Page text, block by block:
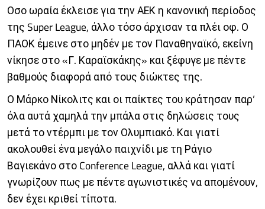
Οσο ωραία έκλεισε για την ΑΕΚ η κανονική περίοδος
της Super League, άλλο τόσο άρχισαν τα πλέι οφ. Ο
ΠΑΟΚ έμεινε στο μηδέν με τον Παναθηναϊκό, εκείνη
νίκησε στο «Γ. Καραϊσκάκης» και ξέφυγε με πέντε
βαθμούς διαφορά από τους διώκτες της.
Ο Μάρκο Νίκολιτς και οι παίκτες του κράτησαν παρ’
όλα αυτά χαμηλά την μπάλα στις δηλώσεις τους
μετά το ντέρμπι με τον Ολυμπιακό. Και γιατί
ακολουθεί ένα μεγάλο παιχνίδι με τη Ράγιο
Βαγιεκάνο στο Conference League, αλλά και γιατί
γνωρίζουν πως με πέντε αγωνιστικές να απομένουν,
δεν έχει κριθεί τίποτα.